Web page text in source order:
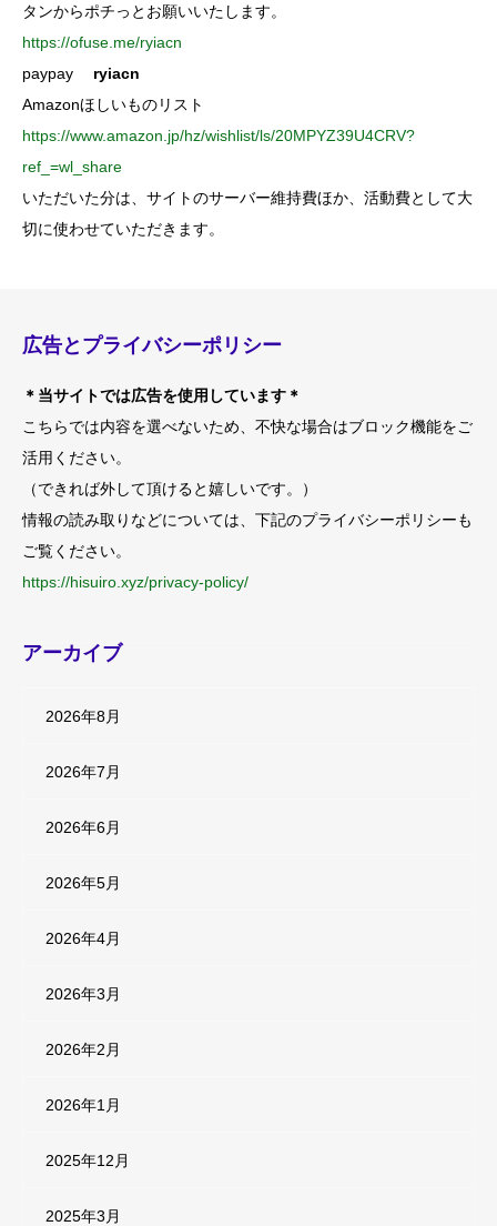
タンからポチっとお願いいたします。
https://ofuse.me/ryiacn
paypay ryiacn
Amazonほしいものリスト
https://www.amazon.jp/hz/wishlist/ls/20MPYZ39U4CRV?
ref_=wl_share
いただいた分は、サイトのサーバー維持費ほか、活動費として大
切に使わせていただきます。
広告とプライバシーポリシー
＊当サイトでは広告を使用しています＊
こちらでは内容を選べないため、不快な場合はブロック機能をご
活用ください。
（できれば外して頂けると嬉しいです。）
情報の読み取りなどについては、下記のプライバシーポリシーも
ご覧ください。
https://hisuiro.xyz/privacy-policy/
アーカイブ
2026年8月
2026年7月
2026年6月
2026年5月
2026年4月
2026年3月
2026年2月
2026年1月
2025年12月
2025年3月